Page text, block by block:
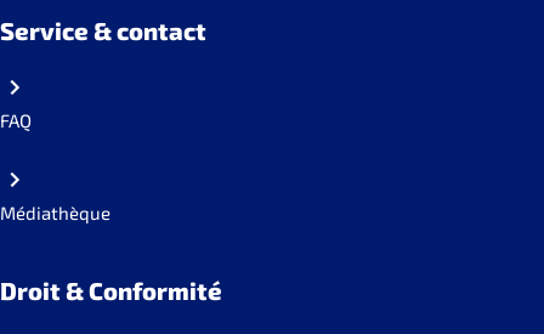
Service & contact
FAQ
Médiathèque
Droit & Conformité